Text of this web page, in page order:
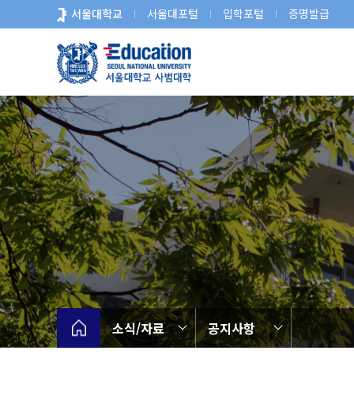
로
뉴
서울대학교 서울대포털 입학포털 증명발급
소식/자료 공지사항